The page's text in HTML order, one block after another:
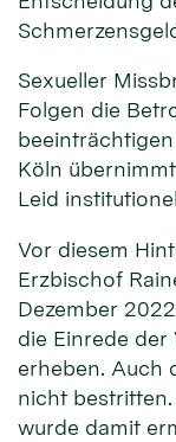
Sexueller
Folgen die
Köln
Leid
Vor diesem
Erzbischof
Dezember
die Einrede der
erheben. Auch
nicht
wurde damit